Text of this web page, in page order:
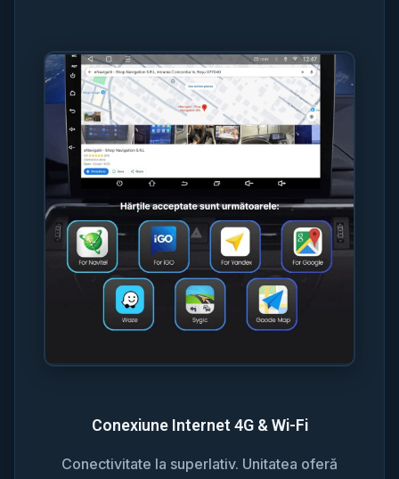
Conexiune Internet 4G & Wi-Fi
Conectivitate la superlativ. Unitatea oferă